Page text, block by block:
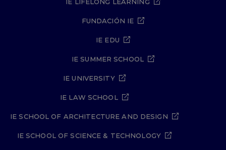
FUNDACIÓN IE
IE EDU
IE SUMMER SCHOOL
IE UNIVERSITY
IE LAW SCHOOL
IE SCHOOL OF ARCHITECTURE AND DESIGN
IE SCHOOL OF SCIENCE & TECHNOLOGY